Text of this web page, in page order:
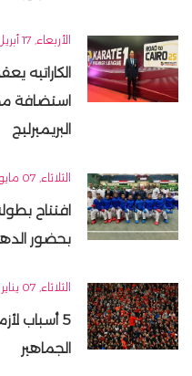
الأربعاء, 17 أبريل 2024 - 08:19 م
الكاراتيه
استضافة
البريميرليج
الثلاثاء, 07 مايو 2024 - 04:17 م
افتتاح
بحضور
الثلاثاء, 07 يناير 2025 - 05:50 م
5 أسباب
الجماهير